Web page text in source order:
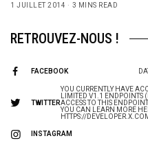
1 JUILLET 2014
3 MINS READ
RETROUVEZ-NOUS !
FACEBOOK
TWITTER
YOU CURRENTLY HAVE
LIMITED V1.1 ENDPOINTS
ACCESS TO THIS
YOU CAN LEARN MORE
HTTPS://
INSTAGRAM